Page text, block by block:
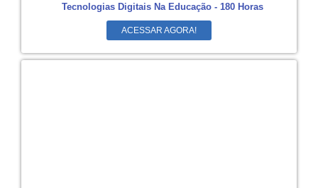
Tecnologias Digitais Na Educação - 180 Horas
ACESSAR AGORA!